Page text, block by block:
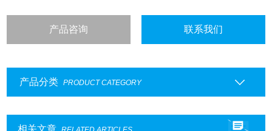
产品咨询 联系我们
产品分类 PRODUCT CATEGORY
相关文章